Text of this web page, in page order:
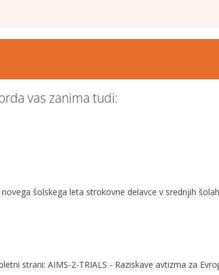
vas zanima tudi:
šolskega leta strokovne delavce v srednjih
strani: AIMS-2-TRIALS - Raziskave avtizma za